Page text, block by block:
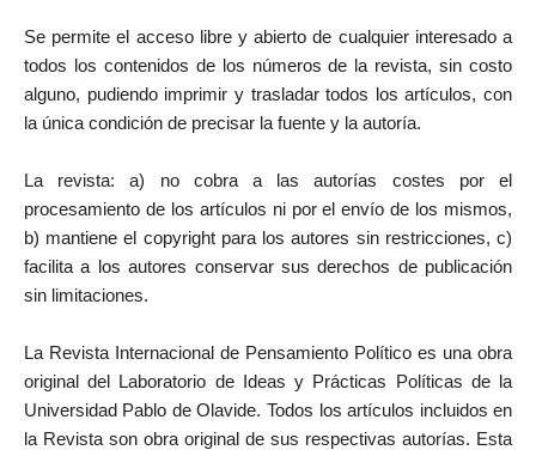
Se permite el acceso libre y abierto de cualquier interesado a
todos los contenidos de los números de la revista, sin costo
alguno, pudiendo imprimir y trasladar todos los artículos, con
la única condición de precisar la fuente y la autoría.
La revista: a) no cobra a las autorías costes por el
procesamiento de los artículos ni por el envío de los mismos,
b) mantiene el copyright para los autores sin restricciones, c)
facilita a los autores conservar sus derechos de publicación
sin limitaciones.
La Revista Internacional de Pensamiento Político es una obra
original del Laboratorio de Ideas y Prácticas Políticas de la
Universidad Pablo de Olavide. Todos los artículos incluidos en
la Revista son obra original de sus respectivas autorías. Esta